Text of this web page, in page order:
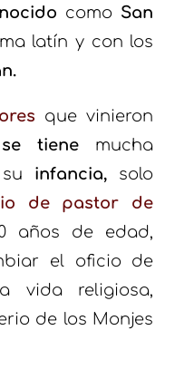
como San
latín y con los
que vinieron
tiene mucha
infancia, solo
de pastor de
años de edad,
el oficio de
vida religiosa,
de los Monjes